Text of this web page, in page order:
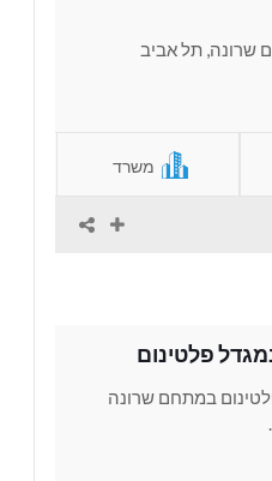
שרונה, תל אביב
משרד
פלטינום במתחם שרונה